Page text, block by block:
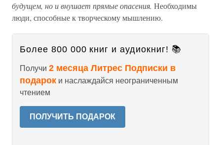
будущем, но и внушает прямые опасения. Необходимы
люди, способные к творческому мышлению.
Более 800 000 книг и аудиокниг! 📚
Получи 2 месяца Литрес Подписки в
подарок и наслаждайся неограниченным
чтением
ПОЛУЧИТЬ ПОДАРОК